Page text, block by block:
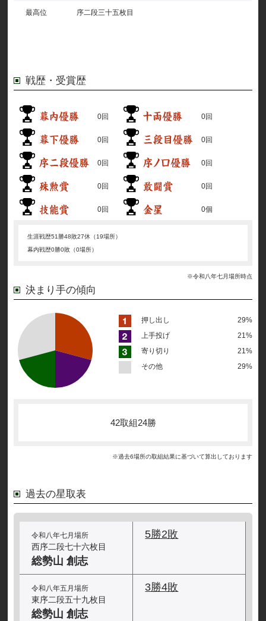
最高位 序二段三十五枚目
戦歴・受賞歴
0回 0回
0回 0回
0回 0回
0回 0回
0回 0個
生涯戦歴51勝48敗27休（19場所）
幕内戦歴0勝0敗（0場所）
※令和八年七月場所時点
決まり手の傾向
押し出し
29%
上手投げ
21%
寄り切り
21%
その他
29%
42取組24勝
※過去6場所の取組結果に基づいて算出しております
過去の星取表
令和八年七月場所
西序二段七十六枚目
総勢山 創志
5勝2敗
令和八年五月場所
東序二段五十九枚目
総勢山 創志
3勝4敗